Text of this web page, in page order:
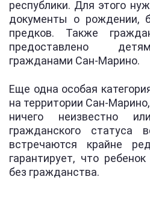
республики. Для этого
документы о рождении,
предков. Также
предоставлено
гражданами Сан-Марино.
Еще одна особая
на территории Сан-
ничего неизвестно
гражданского статуса
встречаются крайне
гарантирует, что
без гражданства.